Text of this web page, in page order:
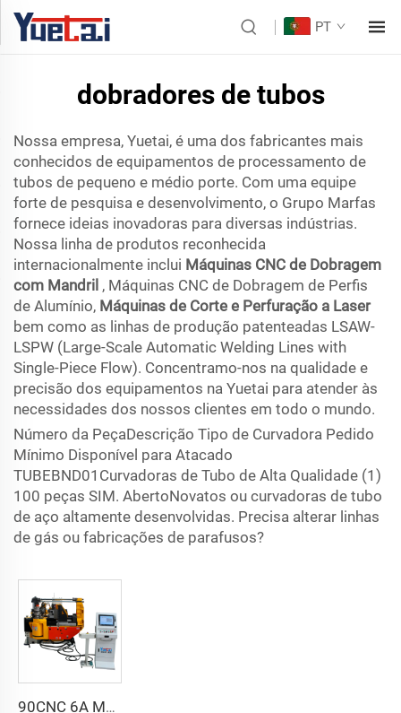
PT
dobradores de tubos
Nossa empresa, Yuetai, é uma dos fabricantes mais
conhecidos de equipamentos de processamento de
tubos de pequeno e médio porte. Com uma equipe
forte de pesquisa e desenvolvimento, o Grupo Marfas
fornece ideias inovadoras para diversas indústrias.
Nossa linha de produtos reconhecida
internacionalmente inclui Máquinas CNC de Dobragem
com Mandril , Máquinas CNC de Dobragem de Perfis
de Alumínio, Máquinas de Corte e Perfuração a Laser
bem como as linhas de produção patenteadas LSAW-
LSPW (Large-Scale Automatic Welding Lines with
Single-Piece Flow). Concentramo-nos na qualidade e
precisão dos equipamentos na Yuetai para atender às
necessidades dos nossos clientes em todo o mundo.
Número da PeçaDescrição Tipo de Curvadora Pedido
Mínimo Disponível para Atacado
TUBEBND01Curvadoras de Tubo de Alta Qualidade (1)
100 peças SIM. AbertoNovatos ou curvadoras de tubo
de aço altamente desenvolvidas. Precisa alterar linhas
de gás ou fabricações de parafusos?
90CNC 6A MS Máquina de Curvar Tubos CNC Ferro Tubulação Quadrada com Motor para Alumínio e Aço Inoxidável Tubos de Cobre